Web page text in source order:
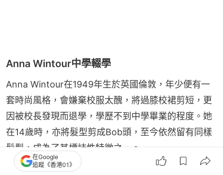
Anna Wintour中學輟學
Anna Wintour在1949年生於英國倫敦，年少便有一
套時尚風格，會嫌棄校服太醜，將過膝校裙剪短，更
因被校長發現而退學，學歷不到中學畢業的程度。她
在14歲時，亦將髮型剪成Bob頭，至今依然留有同樣
髮型，成為了其標誌性特徵之一。
在Google
追蹤《香港01》